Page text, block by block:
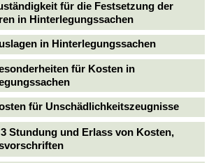
für die Festsetzung der
in Hinterlegungssachen
in Hinterlegungssachen
für Kosten in
für Unschädlichkeitszeugnisse
Stundung und Erlass von Kosten,